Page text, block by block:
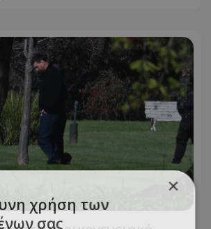
×
χρήση των
σας